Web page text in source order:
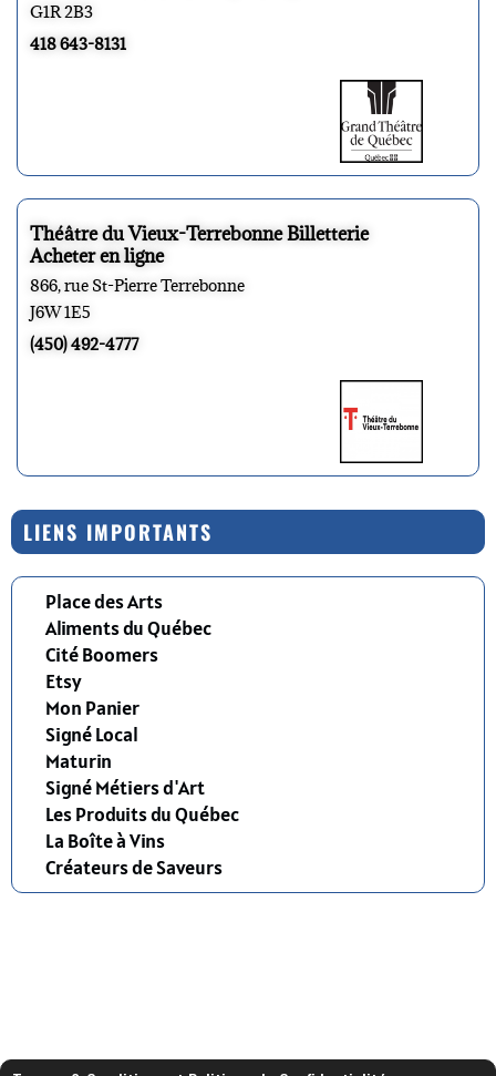
G1R 2B3
418 643-8131
Théâtre du Vieux-Terrebonne Billetterie
Acheter en ligne
866, rue St-Pierre Terrebonne
J6W 1E5
(450) 492-4777
LIENS IMPORTANTS
Place des Arts
Aliments du Québec
Cité Boomers
Etsy
Mon Panier
Signé Local
Maturin
Signé Métiers d'Art
Les Produits du Québec
La Boîte à Vins
Créateurs de Saveurs